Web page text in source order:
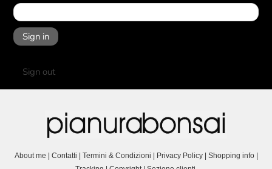
Sign in
Sign out
About me | Contatti | Termini & Condizioni | Privacy Policy| Shopping info|